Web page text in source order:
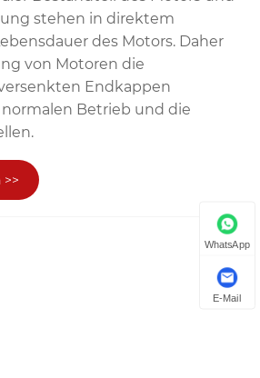
stehen in direktem
des Motors. Daher
von Motoren die
Endkappen
Betrieb und die
WhatsApp
E-Mail